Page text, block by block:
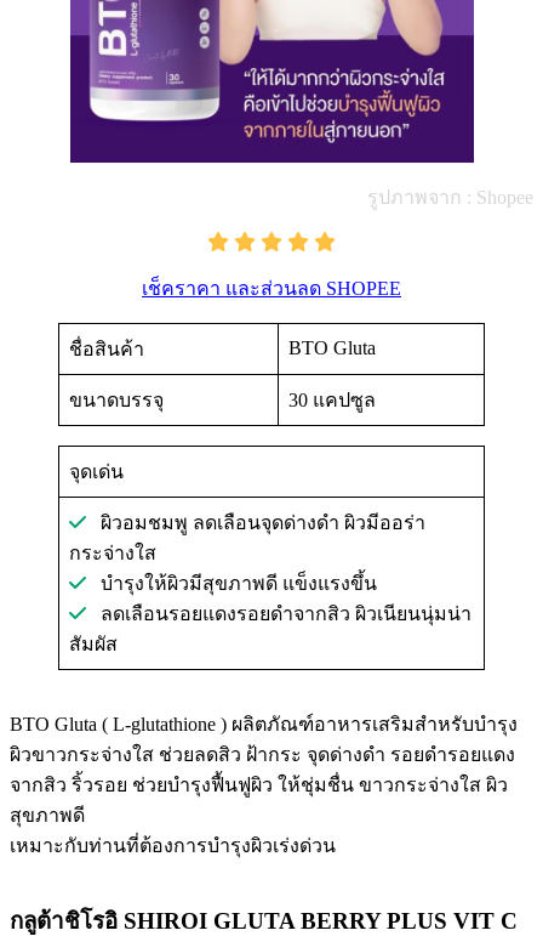
รูปภาพจาก : Shopee
เช็คราคา และส่วนลด SHOPEE
ชื่อสินค้า BTO Gluta
ขนาดบรรจุ 30 แคปซูล
จุดเด่น
ผิวอมชมพู ลดเลือนจุดด่างดำ ผิวมีออร่า
กระจ่างใส
บำรุงให้ผิวมีสุขภาพดี แข็งแรงขึ้น
ลดเลือนรอยแดงรอยดำจากสิว ผิวเนียนนุ่มน่า
สัมผัส
BTO Gluta ( L-glutathione ) ผลิตภัณฑ์อาหารเสริมสำหรับบำรุง
ผิวขาวกระจ่างใส ช่วยลดสิว ฝ้ากระ จุดด่างดำ รอยดำรอยแดง
จากสิว ริ้วรอย ช่วยบำรุงฟื้นฟูผิว ให้ชุ่มชื่น ขาวกระจ่างใส ผิว
สุขภาพดี
เหมาะกับท่านที่ต้องการบำรุงผิวเร่งด่วน
กลูต้าชิโรอิ SHIROI GLUTA BERRY PLUS VIT C